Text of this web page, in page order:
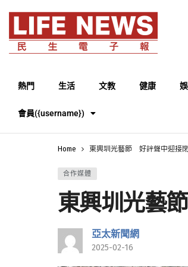
熱門 生活 文教 健康
會員({username})
Home 東興圳光藝節 好評聲中迎接
合作媒體
東興圳光藝
亞太新聞網
2025-02-16